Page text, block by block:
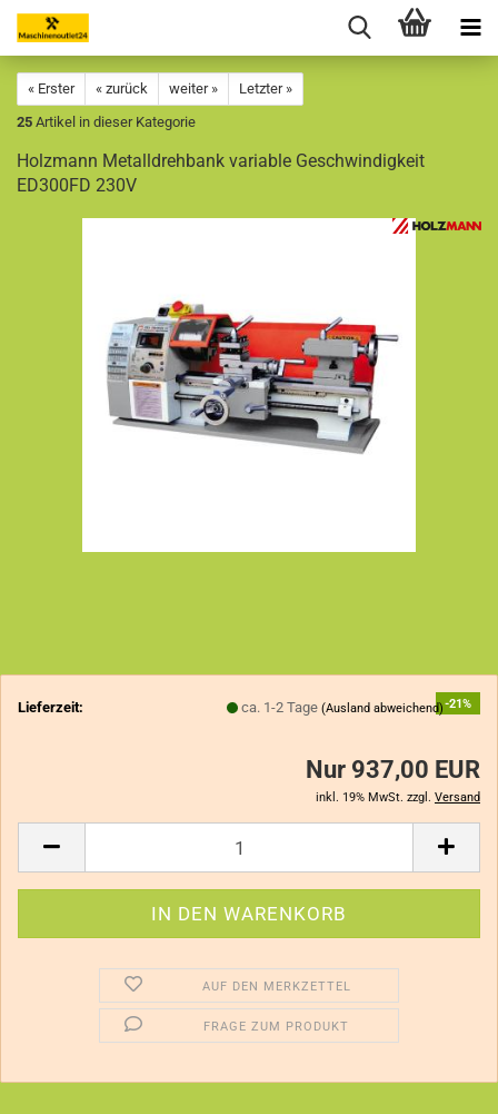
« Erster « zurück weiter »
Letzter »
25 Artikel in dieser Kategorie
Holzmann Metalldrehbank variable Geschwindigkeit
ED300FD 230V
-21%
Lieferzeit: ca. 1-2 Tage(Ausland abweichend)
Nur 937,00 EUR
inkl. 19% MwSt. zzgl. Versand
AUF DEN MERKZETTEL
FRAGE ZUM PRODUKT